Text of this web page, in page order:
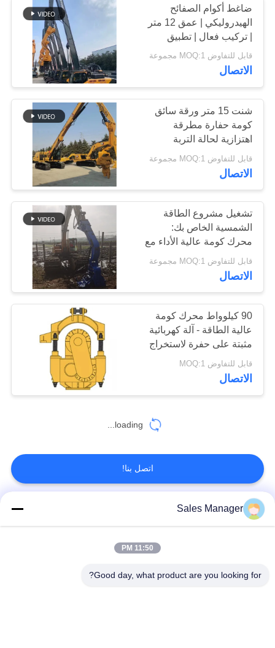
ضاغط أكوام الصفائح
الهيدروليكي | عمق 12 متر
| تركيب فعال | تطبيق
متعدد الاستخدامات
قابل للتفاوض MOQ:1 مجموعة
الاتصال
شنت 15 متر ورقة سائق
كومة حفارة مطرقة
اهتزازية لحالة التربة
الصعبة
قابل للتفاوض MOQ:1 مجموعة
الاتصال
تشغيل مشروع الطاقة
الشمسية الخاص بك:
محرك كومة عالية الأداء مع
اهتزاز قوي وسهلة التثبيت
للحفر SDLG
قابل للتفاوض MOQ:1 مجموعة
الاتصال
90 كيلوواط محرك كومة
عالية الطاقة - آلة كهربائية
مثبتة على حفرة لاستخراج
كومة الأوراق
قابل للتفاوض MOQ:1
الاتصال
loading...
اتصل بنا!
فئات شعبية
سائق
سائق
Sales Manager
11:50 PM
Good day, what product are you looking for?